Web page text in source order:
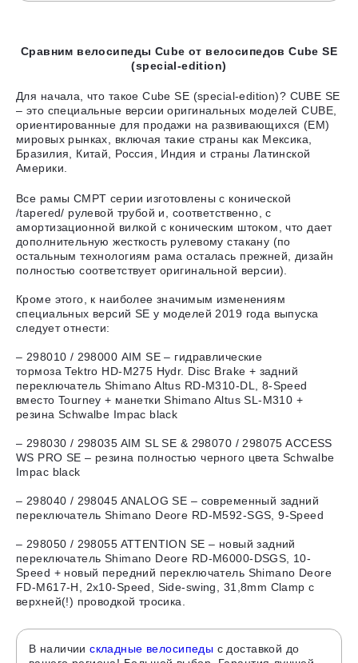
Сравним велосипеды Cube от велосипедов Cube SE
(special-edition)
Для начала, что такое Cube SE (special-edition)? CUBE SE
– это специальные версии оригинальных моделей CUBE,
ориентированные для продажи на развивающихся (EM)
мировых рынках, включая такие страны как Мексика,
Бразилия, Китай, Россия, Индия и страны Латинской
Америки.
Все рамы CMPT серии изготовлены с конической
/tapered/ рулевой трубой и, соответственно, с
амортизационной вилкой с коническим штоком, что дает
дополнительную жесткость рулевому стакану (по
остальным технологиям рама осталась прежней, дизайн
полностью соответствует оригинальной версии).
Кроме этого, к наиболее значимым изменениям
специальных версий SE у моделей 2019 года выпуска
следует отнести:
– 298010 / 298000 AIM SE – гидравлические
тормоза Tektro HD-M275 Hydr. Disc Brake + задний
переключатель Shimano Altus RD-M310-DL, 8-Speed
вместо Tourney + манетки Shimano Altus SL-M310 +
резина Schwalbe Impac black
– 298030 / 298035 AIM SL SE & 298070 / 298075 ACCESS
WS PRO SE – резина полностью черного цвета Schwalbe
Impac black
– 298040 / 298045 ANALOG SE – современный задний
переключатель Shimano Deore RD-M592-SGS, 9-Speed
– 298050 / 298055 ATTENTION SE – новый задний
переключатель Shimano Deore RD-M6000-DSGS, 10-
Speed + новый передний переключатель Shimano Deore
FD-M617-H, 2x10-Speed, Side-swing, 31,8mm Clamp с
верхней(!) проводкой тросика.
В наличиискладные велосипеды с доставкой до